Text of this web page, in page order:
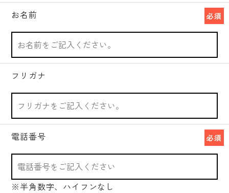
お名前 必須
フリガナ
電話番号 必須
※半角数字、ハイフンなし